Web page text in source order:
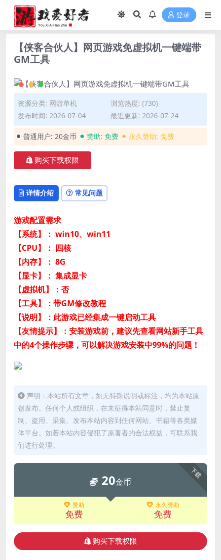
登录
【侠客合伙人】网页游戏免虚拟机一键端带
GM工具
资源分类: 网游单机
浏览热度: (730)
发布时间: 2026-07-04
最近更新: 2026-07-24
普通用户: 20金币 赞助: 免费 永久赞助: 免费
购买下载权限
详情介绍 常见问题
游戏配置需求
【系统】： win10、win11
【CPU】： 四核
【内存】： 8G
【显卡】： 集成显卡
【虚拟机】：否
【工具】：带GM修改教程
【说明】：此游戏已经集成一键启动工具
【友情提示】：安装游戏前，建议先查看网站新手工具
中的4个操作步骤，可以解决游戏安装中99%的问题！
声明：本站所有文章，如无特殊说明或标注，均为本站原
创发布。任何个人或组织，在未征得本站同意时，禁止复
制、盗用、采集、发布本站内容到任何网站、书籍等各类媒
体平台。如若本站内容侵犯了原著者的合法权益，可联系我
们进行处理。
下载
20金币
赞助
免费
永久赞助
免费
购买下载权限